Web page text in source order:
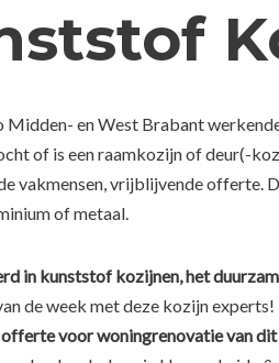
Midden- en West Brabant
of is een raamkozijn of deur(-
vakmensen, vrijblijvende offerte.
of metaal.
in kunststof kozijnen, het
de week met deze kozijn experts!
offerte voor woningrenovatie van